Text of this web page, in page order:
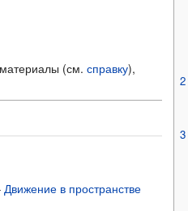
2
3
(см. справку),
Движение в пространстве